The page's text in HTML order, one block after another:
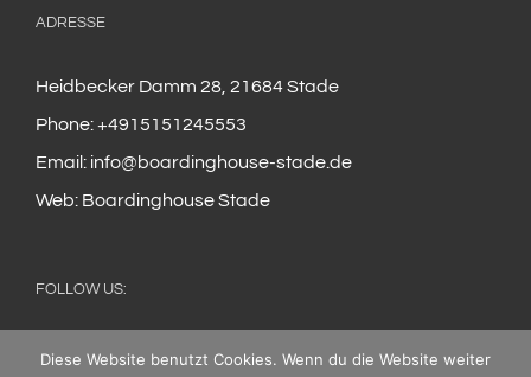
ADRESSE
Heidbecker Damm 28, 21684 Stade
Phone:+4915151245553
Email: info@boardinghouse-stade.de
Web: Boardinghouse Stade
FOLLOW US:
Diese Website benutzt Cookies. Wenn du die Website weiter